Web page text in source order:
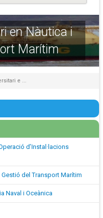
en Nàutica i
Marítim
e ...
d’Instal·lacions
del Transport Marítim
Naval i Oceànica